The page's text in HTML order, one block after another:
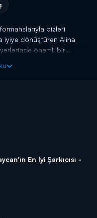
bizleri
iyiye dönüştüren Alina
önemli bir
En İyi Şarkıcısı -